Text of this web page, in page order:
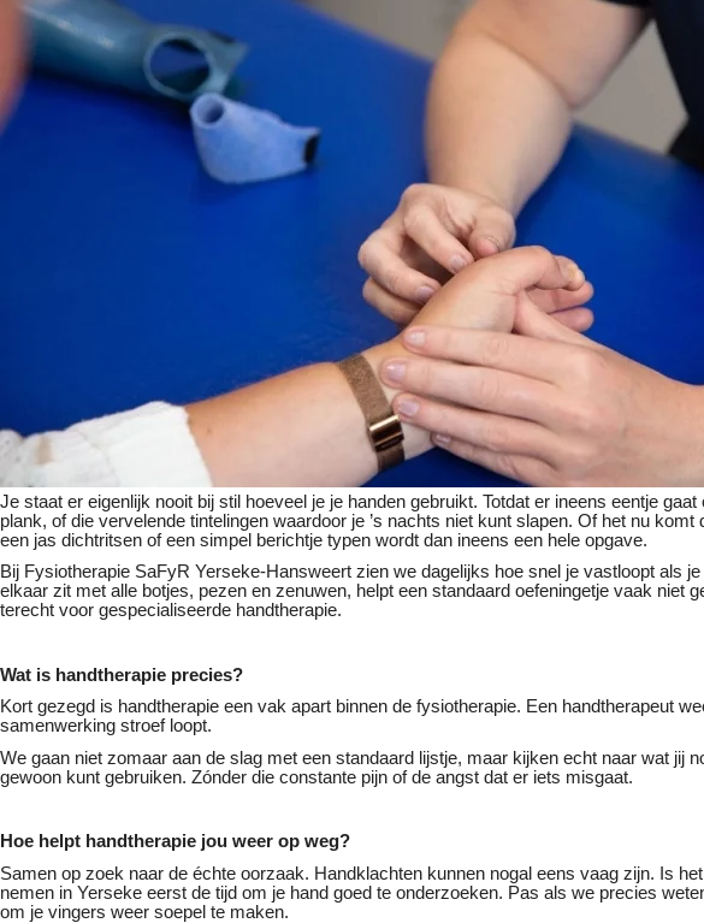
Je staat er eigenlijk nooit bij stil hoeveel je je handen gebruikt. Totdat er ineens eentje
plank, of die vervelende tintelingen waardoor je ’s nachts niet kunt slapen. Of het nu
een jas dichtritsen of een simpel berichtje typen wordt dan ineens een hele opgave.
Bij Fysiotherapie SaFyR Yerseke-Hansweert zien we dagelijks hoe snel je vastloopt als
elkaar zit met alle botjes, pezen en zenuwen, helpt een standaard oefeningetje vaak
terecht voor gespecialiseerde handtherapie.
Wat is handtherapie precies?
Kort gezegd is handtherapie een vak apart binnen de fysiotherapie. Een handtherapeut
samenwerking stroef loopt.
We gaan niet zomaar aan de slag met een standaard lijstje, maar kijken echt naar wat jij
gewoon kunt gebruiken. Zónder die constante pijn of de angst dat er iets misgaat.
Hoe helpt handtherapie jou weer op weg?
Samen op zoek naar de échte oorzaak. Handklachten kunnen nogal eens vaag zijn. Is
nemen in Yerseke eerst de tijd om je hand goed te onderzoeken. Pas als we precies
om je vingers weer soepel te maken.